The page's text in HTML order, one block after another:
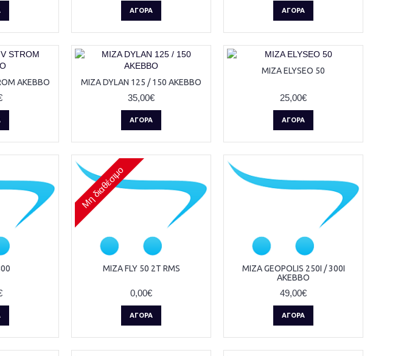
ΑΓΟΡΆ ΑΓΟΡΆ
AKEBBO ΜΙΖΑ DYLAN 125 / 150 AKEBBO
35,00€
ΑΓΟΡΆ
ΜΙΖΑ ELYSEO 50
25,00€
ΑΓΟΡΆ
Μη διαθέσιμο
ΜΙΖΑ FLY 50 2T RMS
0,00€
ΑΓΟΡΆ
ΜΙΖΑ GEOPOLIS 250I / 300I
AKEBBO
49,00€
ΑΓΟΡΆ